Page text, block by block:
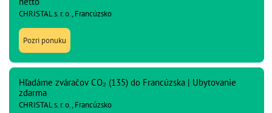
CHRISTAL s. r. o., Francúzsko
Pozri ponuku
Hľadáme zváračov CO₂ (135) do Francúzska | Ubytovanie
zdarma
CHRISTAL s. r. o., Francúzsko